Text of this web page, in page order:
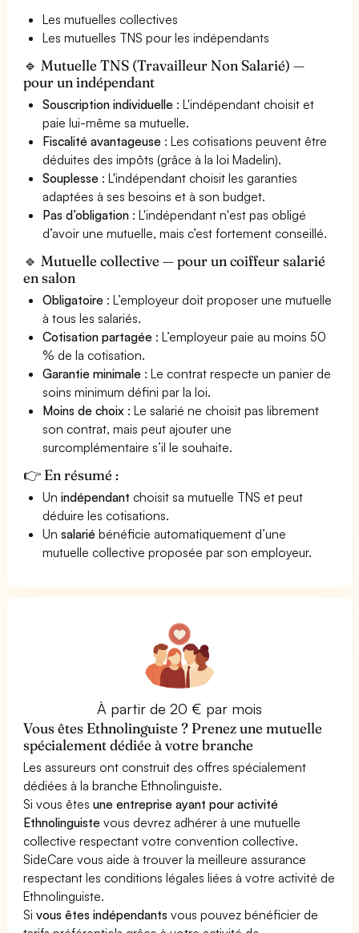
Les mutuelles collectives
Les mutuelles TNS pour les indépendants
🔹 Mutuelle TNS (Travailleur Non Salarié) —
pour un indépendant
Souscription individuelle : L'indépendant choisit et
paie lui-même sa mutuelle.
Fiscalité avantageuse : Les cotisations peuvent être
déduites des impôts (grâce à la loi Madelin).
Souplesse : L'indépendant choisit les garanties
adaptées à ses besoins et à son budget.
Pas d’obligation : L'indépendant n'est pas obligé
d’avoir une mutuelle, mais c’est fortement conseillé.
🔹 Mutuelle collective — pour un coiffeur salarié
en salon
Obligatoire : L’employeur doit proposer une mutuelle
à tous les salariés.
Cotisation partagée : L’employeur paie au moins 50
% de la cotisation.
Garantie minimale : Le contrat respecte un panier de
soins minimum défini par la loi.
Moins de choix : Le salarié ne choisit pas librement
son contrat, mais peut ajouter une
surcomplémentaire s’il le souhaite.
👉 En résumé :
Unindépendant choisit sa mutuelle TNS et peut
déduire les cotisations.
Unsalarié bénéficie automatiquement d’une
mutuelle collective proposée par son employeur.
À partir de 20 € par mois
Vous êtes Ethnolinguiste ? Prenez une mutuelle
spécialement dédiée à votre branche
Les assureurs ont construit des offres spécialement
dédiées à la branche Ethnolinguiste.
Si vous êtesune entreprise ayant pour activité
Ethnolinguiste vous devrez adhérer à une mutuelle
collective respectant votre convention collective.
SideCare vous aide à trouver la meilleure assurance
respectant les conditions légales liées à votre activité de
Ethnolinguiste.
Sivous êtes indépendants vous pouvez bénéficier de